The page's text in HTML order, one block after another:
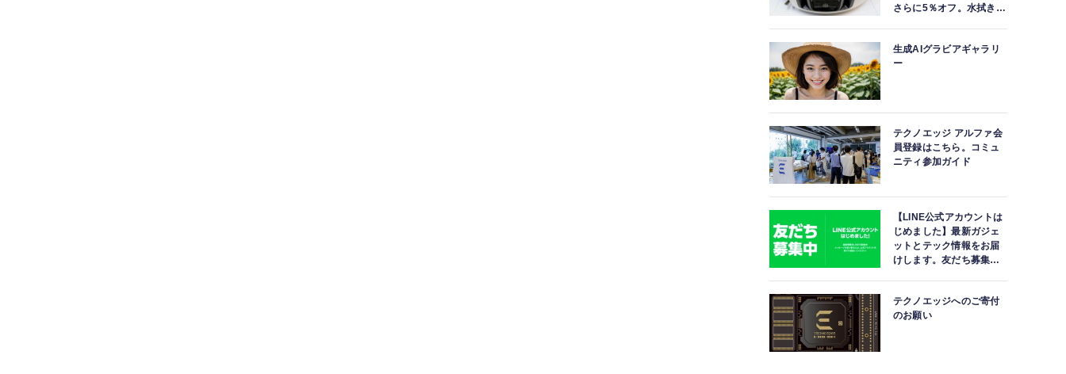
さらに5％オフ。水拭きモ
生成AIグラビアギャラリ
ー
テクノエッジ アルファ会
員登録はこちら。コミュ
ニティ参加ガイド
【LINE公式アカウントは
じめました】最新ガジェ
ットとテック情報をお届
けします。友だち募集
テクノエッジへのご寄付
のお願い